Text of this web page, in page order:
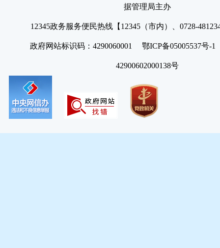
据管理局主办
12345政务服务便民热线【12345（市内）、0728-
政府网站标识码：4290060001 鄂ICP备05005537号
42900602000138号